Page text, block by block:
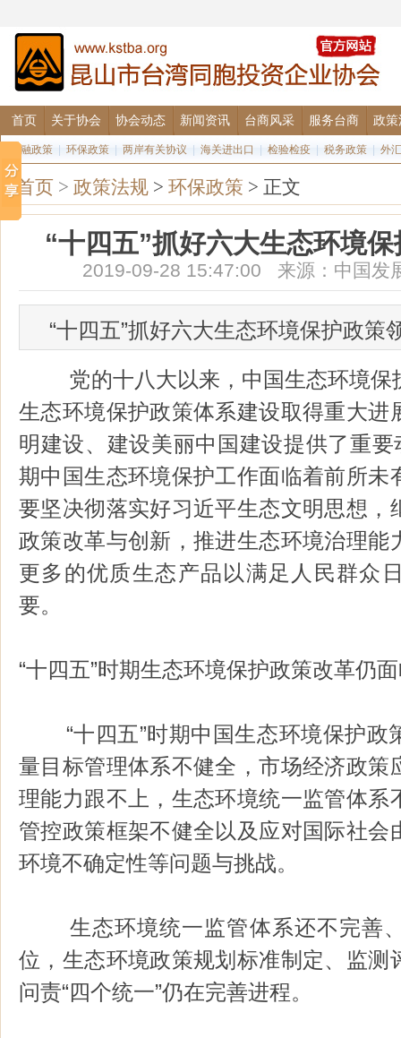
首页 关于协会 协会动态 新闻资讯 台商风采 服务台商 政策
金融政策 环保政策 两岸有关协议 海关进出口 检验检疫 税务政策 外
首页 > 政策法规 > 环保政策 > 正文
“十四五”抓好六大生态环境
2019-09-28 15:47:00 来源：中国
“十四五”抓好六大生态环境保护政策
党的十八大以来，中国生态环境保
生态环境保护政策体系建设取得重大进
明建设、建设美丽中国建设提供了重要
期中国生态环境保护工作面临着前所未
要坚决彻落实好习近平生态文明思想，
政策改革与创新，推进生态环境治理能
更多的优质生态产品以满足人民群众
要。
“十四五”时期生态环境保护政策改革仍
“十四五”时期中国生态环境保护政
量目标管理体系不健全，市场经济政策
理能力跟不上，生态环境统一监管体系
管控政策框架不健全以及应对国际社会
环境不确定性等问题与挑战。
生态环境统一监管体系还不完善、
位，生态环境政策规划标准制定、监测
问责“四个统一”仍在完善进程。